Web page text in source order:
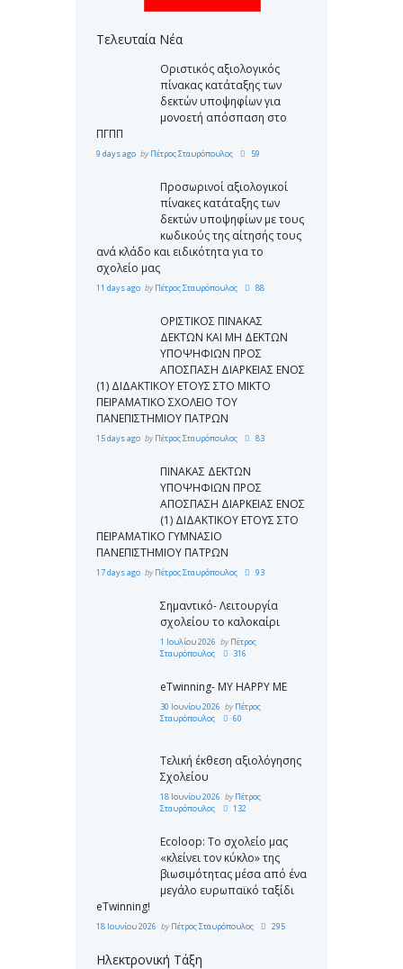
Τελευταία Νέα
Οριστικός αξιολογικός
πίνακας κατάταξης των
δεκτών υποψηφίων για
μονοετή απόσπαση στο
ΠΓΠΠ
9 days ago byΠέτρος Σταυρόπουλος 59
Προσωρινοί αξιολογικοί
πίνακες κατάταξης των
δεκτών υποψηφίων με τους
κωδικούς της αίτησής τους
ανά κλάδο και ειδικότητα για το
σχολείο μας
11 days ago byΠέτρος Σταυρόπουλος 88
ΟΡΙΣΤΙΚΟΣ ΠΙΝΑΚΑΣ
ΔΕΚΤΩΝ ΚΑΙ ΜΗ ΔΕΚΤΩΝ
ΥΠΟΨΗΦΙΩΝ ΠΡΟΣ
ΑΠΟΣΠΑΣΗ ΔΙΑΡΚΕΙΑΣ ΕΝΟΣ
(1) ΔΙΔΑΚΤΙΚΟΥ ΕΤΟΥΣ ΣΤΟ ΜΙΚΤΟ
ΠΕΙΡΑΜΑΤΙΚΟ ΣΧΟΛΕΙΟ ΤΟΥ
ΠΑΝΕΠΙΣΤΗΜΙΟΥ ΠΑΤΡΩΝ
15 days ago byΠέτρος Σταυρόπουλος 83
ΠΙΝΑΚΑΣ ΔΕΚΤΩΝ
ΥΠΟΨΗΦΙΩΝ ΠΡΟΣ
ΑΠΟΣΠΑΣΗ ΔΙΑΡΚΕΙΑΣ ΕΝΟΣ
(1) ΔΙΔΑΚΤΙΚΟΥ ΕΤΟΥΣ ΣΤΟ
ΠΕΙΡΑΜΑΤΙΚΟ ΓΥΜΝΑΣΙΟ
ΠΑΝΕΠΙΣΤΗΜΙΟΥ ΠΑΤΡΩΝ
17 days ago byΠέτρος Σταυρόπουλος 93
Σημαντικό- Λειτουργία
σχολείου το καλοκαίρι
1 Ιουλίου 2026 byΠέτρος
Σταυρόπουλος
316
eTwinning- MY HAPPY ME
30 Ιουνίου 2026 byΠέτρος
Σταυρόπουλος
60
Τελική έκθεση αξιολόγησης
Σχολείου
18 Ιουνίου 2026 byΠέτρος
Σταυρόπουλος
132
Ecoloop: Το σχολείο μας
«κλείνει τον κύκλο» της
βιωσιμότητας μέσα από ένα
μεγάλο ευρωπαϊκό ταξίδι
eTwinning!
18 Ιουνίου 2026 byΠέτρος Σταυρόπουλος 295
Ηλεκτρονική Τάξη